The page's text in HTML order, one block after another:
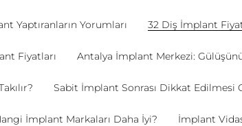
Yaptıranların Yorumları 32 Diş İmplant
Fiyatları Antalya İmplant Merkezi:
Sabit İmplant Sonrası Dikkat Edilmesi
İmplant Markaları Daha İyi? İmplant